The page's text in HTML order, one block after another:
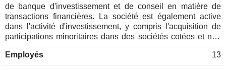
de banque d'investissement et de conseil en matière de
transactions financières. La société est également active
dans l'activité d'investissement, y compris l'acquisition de
participations minoritaires dans des sociétés cotées et non
dans des actions détenues par des fonds d'investissement
Employés 13